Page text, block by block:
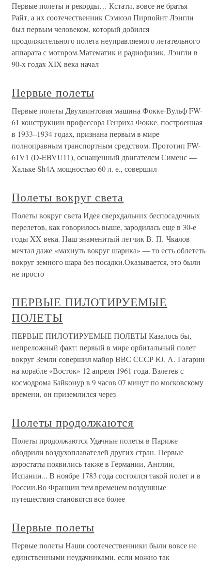
Первые полеты и рекорды… Кстати, вовсе не братья
Райт, а их соотечественник Сэмюэл Пирпойнт Лэнгли
был первым человеком, который добился
продолжительного полета неуправляемого летательного
аппарата с мотором.Математик и радиофизик, Лэнгли в
90-х годах XIX века начал
Первые полеты
Первые полеты Двухвинтовая машина Фокке-Вульф FW-
61 конструкции профессора Генриха Фокке, построенная
в 1933–1934 годах, признана первым в мире
полноправным транспортным средством. Прототип FW-
61V1 (D-EBVU11), оснащенный двигателем Сименс —
Хальке Sh4A мощностью 60 л. е., совершил
Полеты вокруг света
Полеты вокруг света Идея сверхдальних беспосадочных
перелетов, как говорилось выше, зародилась еще в 30-е
годы XX века. Наш знаменитый летчик В. П. Чкалов
мечтал даже «махнуть вокруг шарика» — то есть облететь
вокруг земного шара без посадки.Оказывается, это были
не просто
ПЕРВЫЕ ПИЛОТИРУЕМЫЕ
ПОЛЕТЫ
ПЕРВЫЕ ПИЛОТИРУЕМЫЕ ПОЛЕТЫ Казалось бы,
непреложный факт: первый в мире орбитальный полет
вокруг Земли совершил майор ВВС СССР Ю. А. Гагарин
на корабле «Восток» 12 апреля 1961 года. Взлетев с
космодрома Байконур в 9 часов 07 минут по московскому
времени, он приземлился через
Полеты продолжаются
Полеты продолжаются Удачные полеты в Париже
ободрили воздухоплавателей других стран. Первые
аэростаты появились также в Германии, Англии,
Испании... В ноябре 1783 года состоялся такой полет и в
России.Во Франции тем временем воздушные
путешествия становятся все более
Первые полеты
Первые полеты Наши соотечественники были вовсе не
единственными неудачниками, если можно так